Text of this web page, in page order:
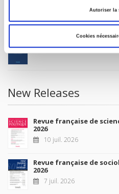
Autoriser la
Cookies
Future Releases
La France et l'Union
4 sept. 2026
New Releases
Revue française de
2026
10 juil. 2026
Revue française de
2026
7 juil. 2026